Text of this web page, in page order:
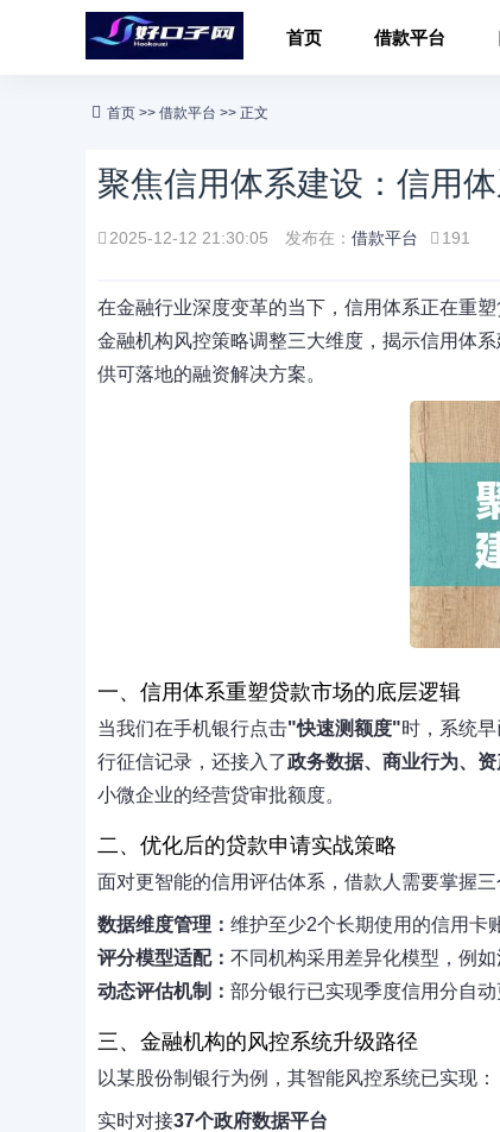
首页 借款平台
首页 >> 借款平台 >> 正文
聚焦信用体系建设：信用
2025-12-12 21:30:05 发布在： 借款平台 191
在金融行业深度变革的当下，信用体系正在重
金融机构风控策略调整三大维度，揭示信用体
供可落地的融资解决方案。
一、信用体系重塑贷款市场的底层逻辑
当我们在手机银行点击"快速测额度"时，系统
行征信记录，还接入了政务数据、商业行为、
小微企业的经营贷审批额度。
二、优化后的贷款申请实战策略
面对更智能的信用评估体系，借款人需要掌握三
数据维度管理： 维护至少2个长期使用的信用卡
评分模型适配： 不同机构采用差异化模型，例
动态评估机制： 部分银行已实现季度信用分自
三、金融机构的风控系统升级路径
以某股份制银行为例，其智能风控系统已实现：
实时对接37个政府数据平台